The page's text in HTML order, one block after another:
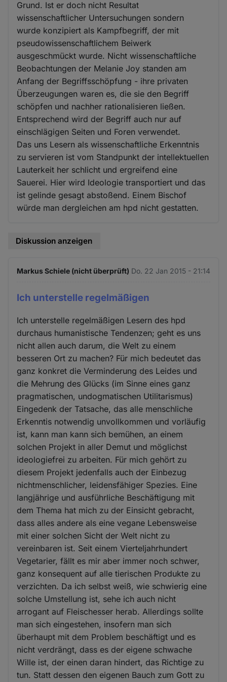
Grund. Ist er doch nicht Resultat
wissenschaftlicher Untersuchungen sondern
wurde konzipiert als Kampfbegriff, der mit
pseudowissenschaftlichem Beiwerk
ausgeschmückt wurde. Nicht wissenschaftliche
Beobachtungen der Melanie Joy standen am
Anfang der Begriffsschöpfung - ihre privaten
Überzeugungen waren es, die sie den Begriff
schöpfen und nachher rationalisieren ließen.
Entsprechend wird der Begriff auch nur auf
einschlägigen Seiten und Foren verwendet.
Das uns Lesern als wissenschaftliche Erkenntnis
zu servieren ist vom Standpunkt der intellektuellen
Lauterkeit her schlicht und ergreifend eine
Sauerei. Hier wird Ideologie transportiert und das
ist gelinde gesagt abstoßend. Einem Bischof
würde man dergleichen am hpd nicht gestatten.
Diskussion anzeigen
Markus Schiele (nicht überprüft) Do. 22 Jan 2015 - 21:14
Ich unterstelle regelmäßigen
Ich unterstelle regelmäßigen Lesern des hpd
durchaus humanistische Tendenzen; geht es uns
nicht allen auch darum, die Welt zu einem
besseren Ort zu machen? Für mich bedeutet das
ganz konkret die Verminderung des Leides und
die Mehrung des Glücks (im Sinne eines ganz
pragmatischen, undogmatischen Utilitarismus)
Eingedenk der Tatsache, das alle menschliche
Erkenntis notwendig unvollkommen und vorläufig
ist, kann man kann sich bemühen, an einem
solchen Projekt in aller Demut und möglichst
ideologiefrei zu arbeiten. Für mich gehört zu
diesem Projekt jedenfalls auch der Einbezug
nichtmenschlicher, leidensfähiger Spezies. Eine
langjährige und ausführliche Beschäftigung mit
dem Thema hat mich zu der Einsicht gebracht,
dass alles andere als eine vegane Lebensweise
mit einer solchen Sicht der Welt nicht zu
vereinbaren ist. Seit einem Vierteljahrhundert
Vegetarier, fällt es mir aber immer noch schwer,
ganz konsequent auf alle tierischen Produkte zu
verzichten. Da ich selbst weiß, wie schwierig eine
solche Umstellung ist, sehe ich auch nicht
arrogant auf Fleischesser herab. Allerdings sollte
man sich eingestehen, insofern man sich
überhaupt mit dem Problem beschäftigt und es
nicht verdrängt, dass es der eigene schwache
Wille ist, der einen daran hindert, das Richtige zu
tun. Statt dessen den eigenen Bauch zum Gott zu